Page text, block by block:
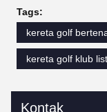
Tags:
kereta golf
kereta golf klub
Kontak